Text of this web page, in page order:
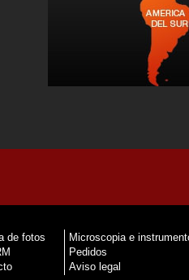
de fotos
Microscopia e
Pedidos
Aviso legal